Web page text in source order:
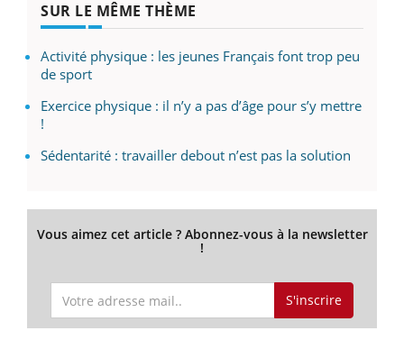
SUR LE MÊME THÈME
Activité physique : les jeunes Français font trop peu
de sport
Exercice physique : il n’y a pas d’âge pour s’y mettre
!
Sédentarité : travailler debout n’est pas la solution
Vous aimez cet article ? Abonnez-vous à la newsletter
!
S'inscrire